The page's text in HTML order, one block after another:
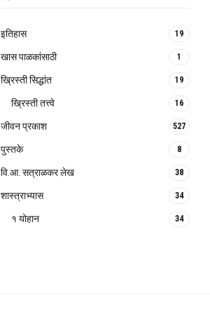
इतिहास 19
खास पाळकांसाठी 1
ख्रिस्ती सिद्धांत 19
ख्रिस्ती तत्त्वे 16
जीवन प्रकाश 527
पुस्तके 8
वि.आ. सत्राळकर लेख 38
शास्त्राभ्यास 34
१ योहान 34